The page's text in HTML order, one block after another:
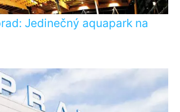
Jedinečný aquapark na